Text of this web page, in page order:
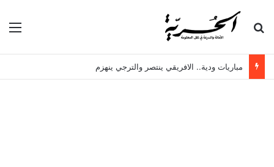
بحث عن
مباريات ودية.. الافريقي ينتصر والترجي ينهزم